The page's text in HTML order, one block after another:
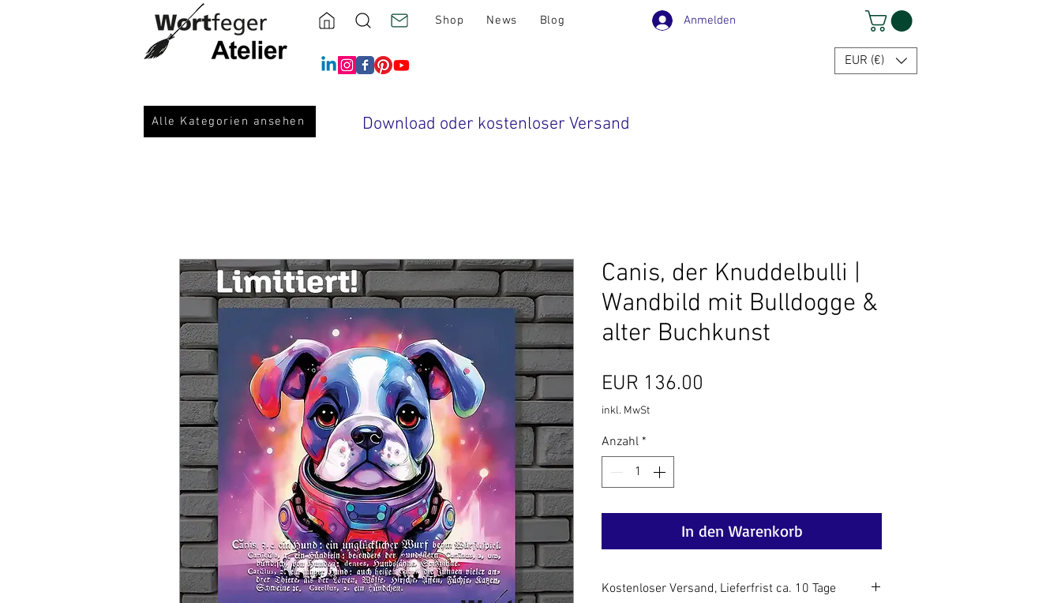
Shop News Blog Anmelden
EUR (€)
Alle Kategorien ansehen Download oder kostenloser Versand
Canis, der Knuddelbulli |
Wandbild mit Bulldogge &
alter Buchkunst
EUR 136.00
inkl. MwSt
Anzahl *
In den Warenkorb
Kostenloser Versand, Lieferfrist ca. 10 Tage